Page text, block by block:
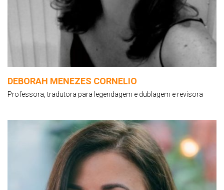
DEBORAH MENEZES CORNELIO
Professora, tradutora para legendagem e dublagem e revisora